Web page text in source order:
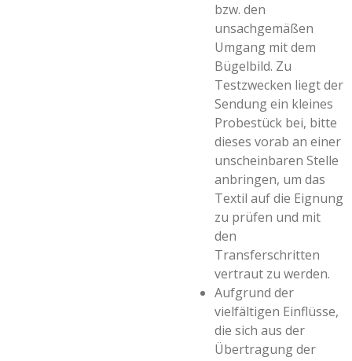
bzw. den
unsachgemäßen
Umgang mit dem
Bügelbild. Zu
Testzwecken liegt der
Sendung ein kleines
Probestück bei, bitte
dieses vorab an einer
unscheinbaren Stelle
anbringen, um das
Textil auf die Eignung
zu prüfen und mit
den
Transferschritten
vertraut zu werden.
Aufgrund der
vielfältigen Einflüsse,
die sich aus der
Übertragung der